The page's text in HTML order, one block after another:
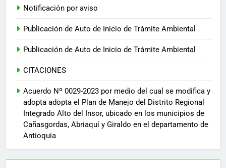
Notificación por aviso
Publicación de Auto de Inicio de Trámite Ambiental
Publicación de Auto de Inicio de Trámite Ambiental
CITACIONES
Acuerdo Nº 0029-2023 por medio del cual se modifica y
adopta adopta el Plan de Manejo del Distrito Regional
Integrado Alto del Insor, ubicado en los municipios de
Cañasgordas, Abriaquí y Giraldo en el departamento de
Antioquia